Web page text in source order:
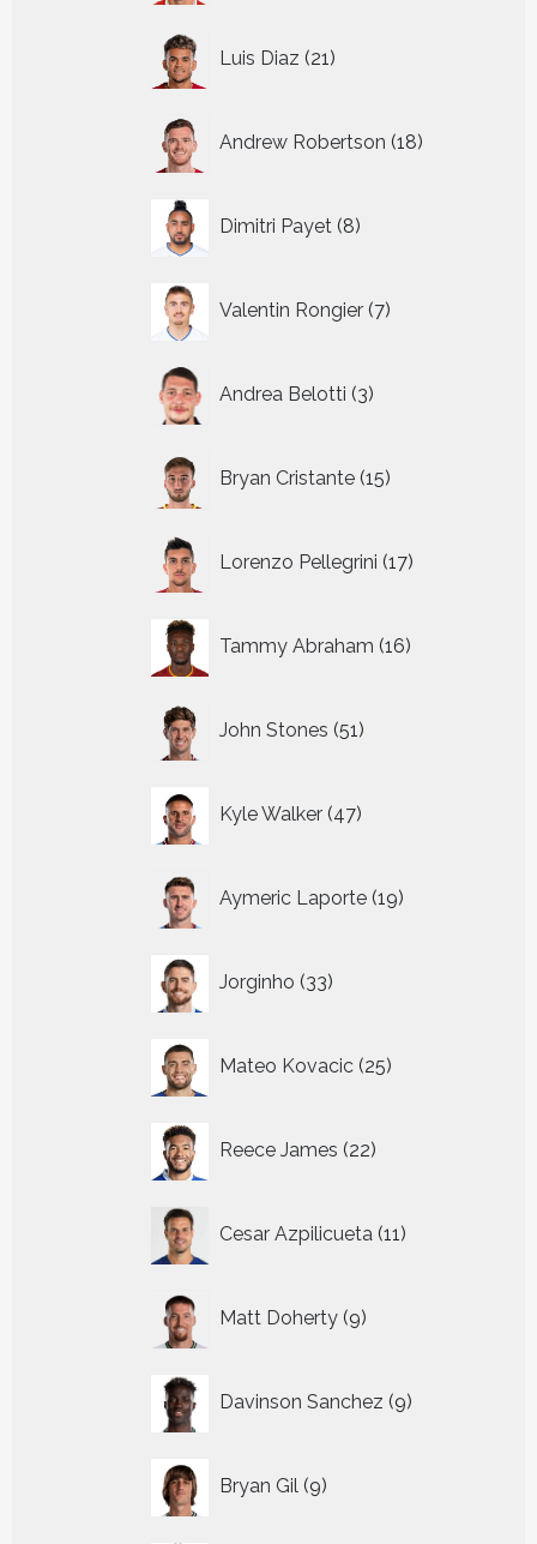
Luis Diaz 21
producten
Andrew Robertson 18
producten
Dimitri Payet 8
producten
Valentin Rongier 7
producten
Andrea Belotti 3
producten
Bryan Cristante 15
producten
Lorenzo Pellegrini 17
producten
Tammy Abraham 16
producten
John Stones 51
producten
Kyle Walker 47
producten
Aymeric Laporte 19
producten
Jorginho 33
producten
Mateo Kovacic 25
producten
Reece James 22
producten
Cesar Azpilicueta 11
producten
Matt Doherty 9
producten
Davinson Sanchez 9
producten
Bryan Gil 9
producten